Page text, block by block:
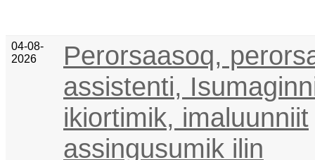
04-08-
2026
Perorsaasoq,
assistenti,
ikiortimik, imaluunniit
assingusumik ilin